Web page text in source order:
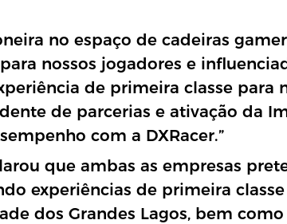
no espaço de cadeiras
nossos jogadores e
de primeira classe para
de parcerias e ativação da
com a DXRacer.”
que ambas as empresas
experiências de primeira
dos Grandes Lagos, bem